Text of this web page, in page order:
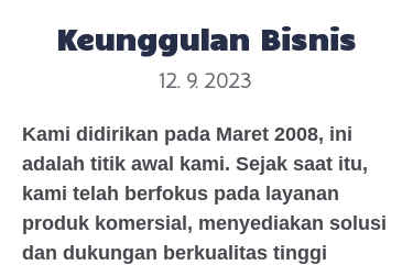
Keunggulan Bisnis
12. 9. 2023
Kami didirikan pada Maret 2008, ini
adalah titik awal kami. Sejak saat itu,
kami telah berfokus pada layanan
produk komersial, menyediakan solusi
dan dukungan berkualitas tinggi
Pengikat Perangkat Keras/Irigasi
Peralatan dan Mesin
Chip/Pemancar & Alat Ukur